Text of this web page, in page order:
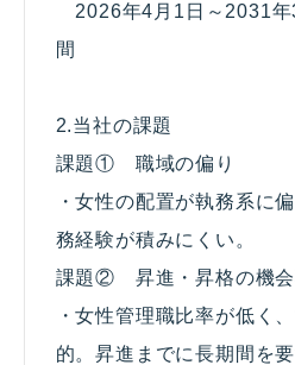
2026年4月1日～2031年
間
2.当社の課題
課題① 職域の偏り
・女性の配置が執務系に
務経験が積みにくい。
課題② 昇進・昇格の機会
・女性管理職比率が低く
的。昇進までに長期間を